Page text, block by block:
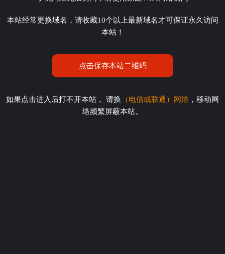
本站经常更换域名，请收藏10个以上最新域名才可保证永久访问
本站！
点击保存本站二维码
如果点击进入后打不开本站， 请换 （电信或联通）网络 ，移动网
络频繁屏蔽本站。